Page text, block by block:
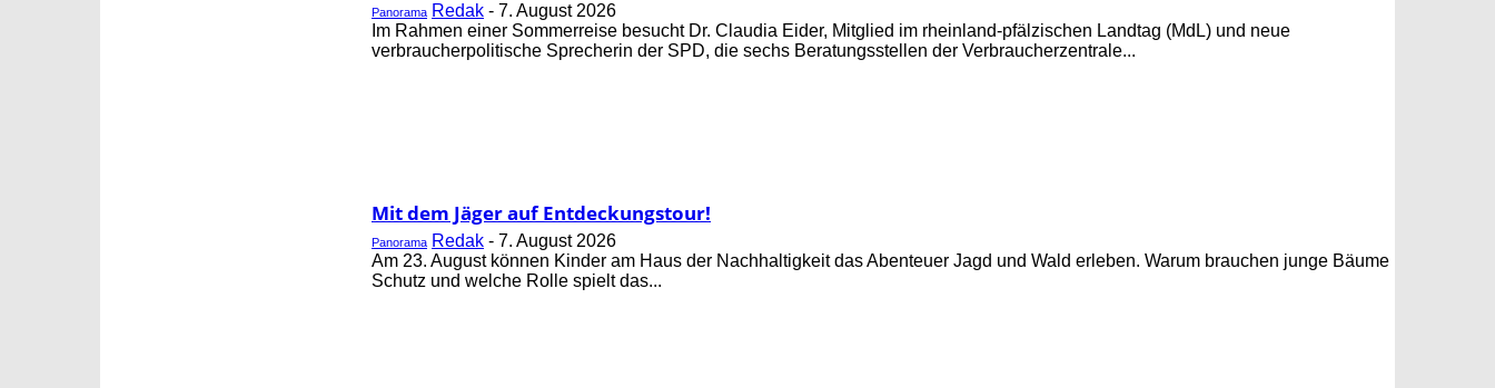
Panorama Redak - 7. August 2026
Im Rahmen einer Sommerreise besucht Dr. Claudia Eider, Mitglied im rheinland-pfälzischen Landtag (MdL) und neue
verbraucherpolitische Sprecherin der SPD, die sechs Beratungsstellen der Verbraucherzentrale...
Mit dem Jäger auf Entdeckungstour!
Panorama Redak - 7. August 2026
Am 23. August können Kinder am Haus der Nachhaltigkeit das Abenteuer Jagd und Wald erleben. Warum brauchen junge Bäume
Schutz und welche Rolle spielt das...